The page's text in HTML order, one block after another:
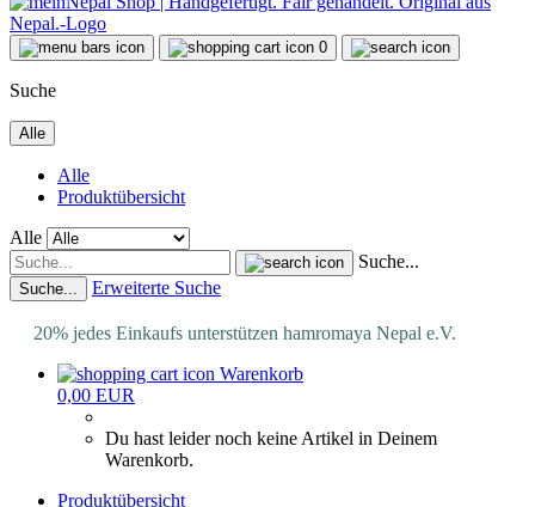
0
Suche
Alle
Alle
Produktübersicht
Alle
Suche...
Suche... Erweiterte Suche
20% jedes Einkaufs unterstützen hamromaya Nepal e.V.
Warenkorb
0,00 EUR
Du hast leider noch keine Artikel in Deinem
Warenkorb.
Produktübersicht